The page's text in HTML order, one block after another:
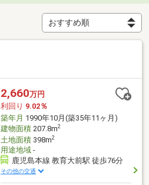
2,660万円
利回り 9.02％
築年月 1990年10月(築35年11ヶ月)
建物面積207.8m2
土地面積398m2
用途地域-
鹿児島本線 教育大前駅 徒歩76分
その他の交通